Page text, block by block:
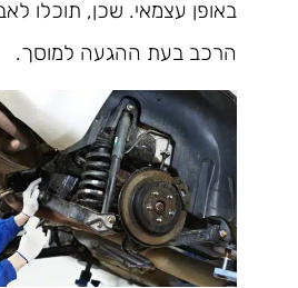
באופן עצמאי. שכן, תוכלו
הרכב בעת ההגעה למוסך.